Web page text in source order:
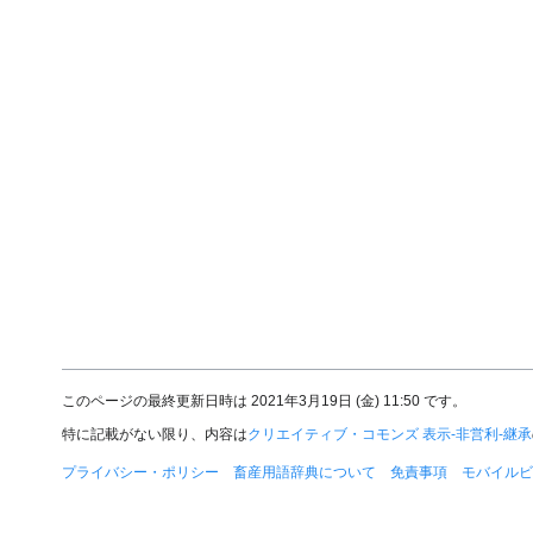
このページの最終更新日時は 2021年3月19日 (金) 11:50 です。
特に記載がない限り、内容はクリエイティブ・コモンズ 表示-非営利-継承
プライバシー・ポリシー 畜産用語辞典について 免責事項 モバイル